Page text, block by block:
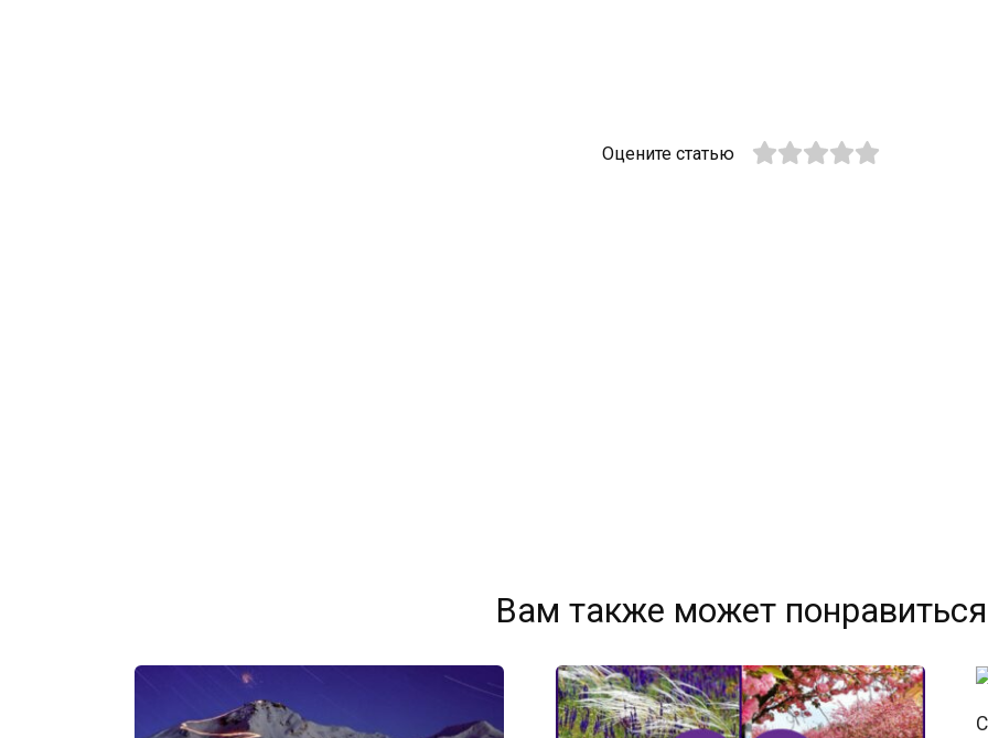
Оцените статью
Вам также может понравиться